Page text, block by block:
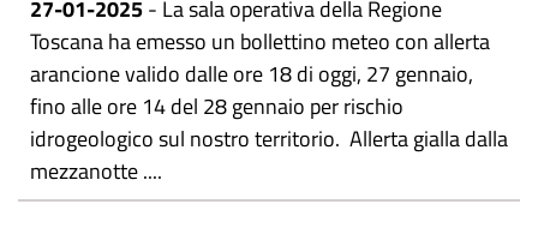
27-01-2025- La sala operativa della Regione
Toscana ha emesso un bollettino meteo con allerta
arancione valido dalle ore 18 di oggi, 27 gennaio,
fino alle ore 14 del 28 gennaio per rischio
idrogeologico sul nostro territorio. Allerta gialla dalla
mezzanotte ....